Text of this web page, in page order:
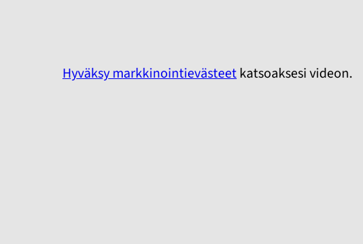
Hyväksy markkinointievästeetkatsoaksesi videon.